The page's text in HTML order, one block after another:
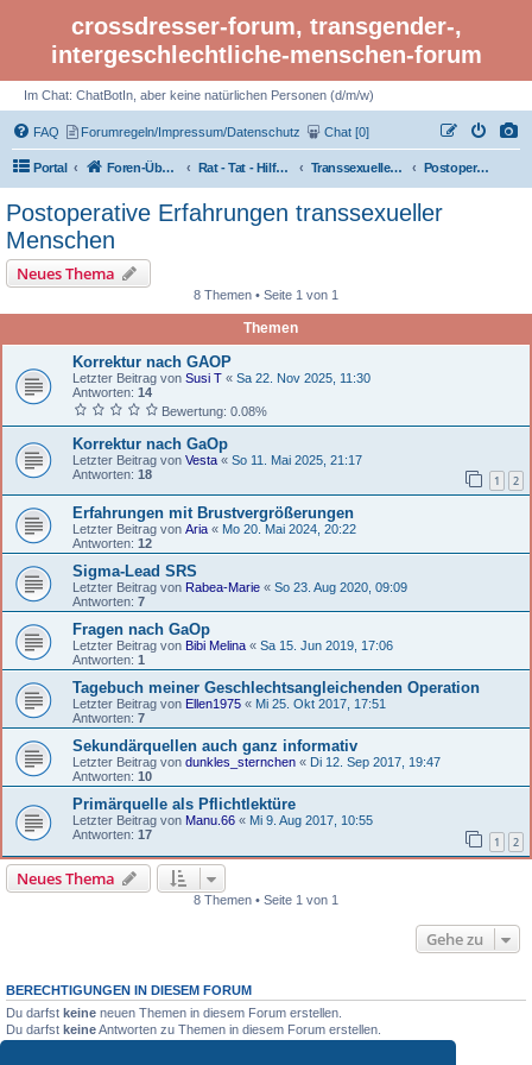
crossdresser-forum, transgender-,
intergeschlechtliche-menschen-forum
Im Chat: ChatBotIn, aber keine natürlichen Personen (d/m/w)
FAQ Forumregeln/Impressum/Datenschutz Chat [0]
Portal Foren-Übersicht Rat - Tat - Hilfe - LGBTI Rights - Infos Transsexuelle Menschen: Transsexualität - Transidentität, trans Postoperative Erfahrungen transsexueller Menschen
Postoperative Erfahrungen transsexueller
Menschen
Neues Thema
8 Themen • Seite 1 von 1
Themen
Korrektur nach GAOP
Letzter Beitrag von Susi T « Sa 22. Nov 2025, 11:30
Antworten: 14
Bewertung: 0.08%
Korrektur nach GaOp
Letzter Beitrag von Vesta « So 11. Mai 2025, 21:17
Antworten: 18 1 2
Erfahrungen mit Brustvergrößerungen
Letzter Beitrag von Aria « Mo 20. Mai 2024, 20:22
Antworten: 12
Sigma-Lead SRS
Letzter Beitrag von Rabea-Marie « So 23. Aug 2020, 09:09
Antworten: 7
Fragen nach GaOp
Letzter Beitrag von Bibi Melina « Sa 15. Jun 2019, 17:06
Antworten: 1
Tagebuch meiner Geschlechtsangleichenden Operation
Letzter Beitrag von Ellen1975 « Mi 25. Okt 2017, 17:51
Antworten: 7
Sekundärquellen auch ganz informativ
Letzter Beitrag von dunkles_sternchen « Di 12. Sep 2017, 19:47
Antworten: 10
Primärquelle als Pflichtlektüre
Letzter Beitrag von Manu.66 « Mi 9. Aug 2017, 10:55
Antworten: 17 1 2
Neues Thema
8 Themen • Seite 1 von 1
Gehe zu
BERECHTIGUNGEN IN DIESEM FORUM
Du darfst keine neuen Themen in diesem Forum erstellen.
Du darfst keineAntworten zu Themen in diesem Forum erstellen.